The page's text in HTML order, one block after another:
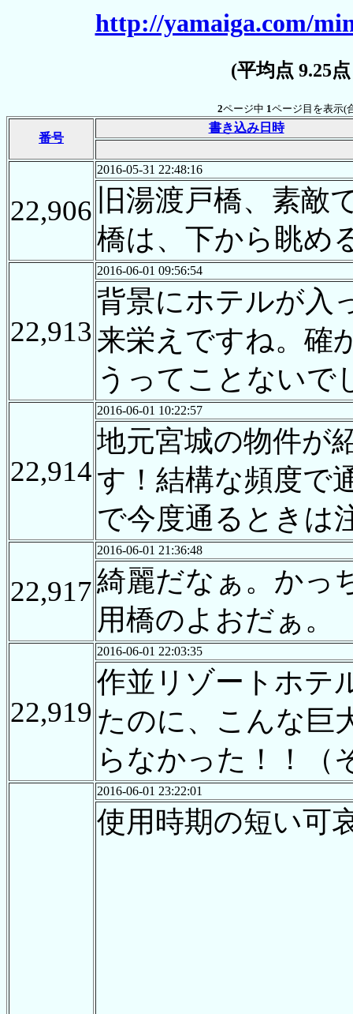
http://yamaiga.com/
(平均点 9.25
2ページ中 1ページ目を表示(
番号
書き込み日時
22,906
2016-05-31 22:48:16
旧湯渡戸橋、素敵
橋は、下から眺め
22,913
2016-06-01 09:56:54
背景にホテルが入
来栄えですね。確
うってことないで
22,914
2016-06-01 10:22:57
地元宮城の物件が
す！結構な頻度で
で今度通るときは
22,917
2016-06-01 21:36:48
綺麗だなぁ。かっ
用橋のよおだぁ。
22,919
2016-06-01 22:03:35
作並リゾートホテ
たのに、こんな巨
らなかった！！（
2016-06-01 23:22:01
使用時期の短い可